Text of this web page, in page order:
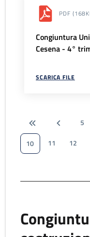
PDF
Congiuntura
Cesena - 4°
SCARICA FILE
5
10
11 12